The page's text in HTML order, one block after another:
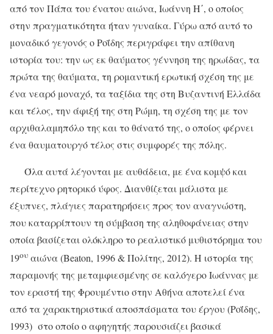
από τον Πάπα του ένατου αιώνα, Ιωάννη Η΄, ο οποίος
στην πραγματικότητα ήταν γυναίκα. Γύρω από αυτό το
μοναδικό γεγονός ο Ροΐδης περιγράφει την απίθανη
ιστορία του: την ως εκ θαύματος γέννηση της ηρωίδας, τα
πρώτα της θαύματα, τη ρομαντική ερωτική σχέση της με
ένα νεαρό μοναχό, τα ταξίδια της στη Βυζαντινή Ελλάδα
και τέλος, την άφιξή της στη Ρώμη, τη σχέση της με τον
αρχιθαλαμηπόλο της και το θάνατό της, ο οποίος φέρνει
ένα θαυματουργό τέλος στις συμφορές της πόλης.
Όλα αυτά λέγονται με αυθάδεια, με ένα κομψό και
περίτεχνο ρητορικό ύφος. Διανθίζεται μάλιστα με
έξυπνες, πλάγιες παρατηρήσεις προς τον αναγνώστη,
που καταρρίπτουν τη σύμβαση της αληθοφάνειας στην
οποία βασίζεται ολόκληρο το ρεαλιστικό μυθιστόρημα του
19ου αιώνα (Beaton, 1996 & Πολίτης, 2012). Η ιστορία της
παραμονής της μεταμφιεσμένης σε καλόγερο Ιωάννας με
τον εραστή της Φρουμέντιο στην Αθήνα αποτελεί ένα
από τα χαρακτηριστικά αποσπάσματα του έργου (Ροΐδης,
1993) στο οποίο ο αφηγητής παρουσιάζει βασικά